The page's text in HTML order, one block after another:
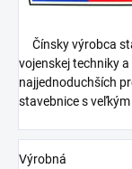
Čínsky výrobca
vojenskej techniky
najjednoduchších
stavebnice s
Výrobná